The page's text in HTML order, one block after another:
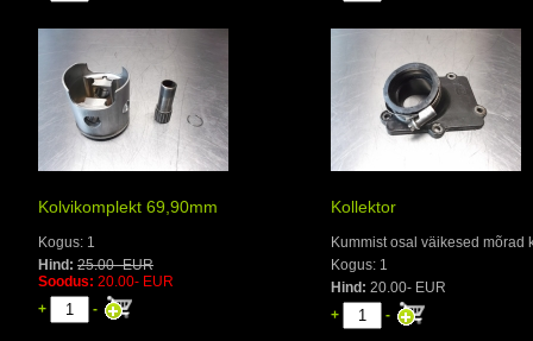
Kolvikomplekt 69,90mm
Kogus: 1
Hind: 25.00- EUR
Soodus: 20.00- EUR
+
-
Kollektor
Kummist osal väikesed mõrad
Kogus: 1
Hind: 20.00- EUR
+
-